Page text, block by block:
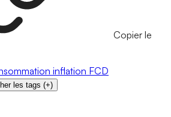
Copier le
inflation FCD
les tags (+)